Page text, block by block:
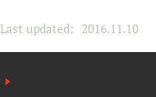
Last updated: 2016.11.10